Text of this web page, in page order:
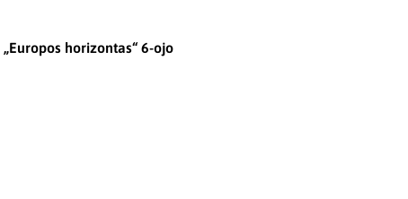
„Europos horizontas“ 6-ojo